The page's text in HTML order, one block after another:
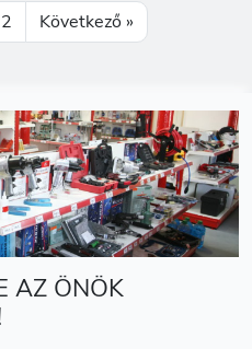
2 Következő »
AZ ÖNÖK